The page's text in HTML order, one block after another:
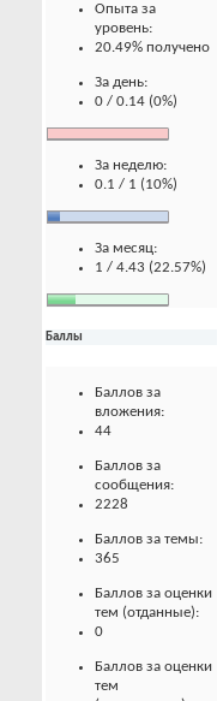
Опыта за
уровень:
20.49% получено
За день:
0 / 0.14 (0%)
За неделю:
0.1 / 1 (10%)
За месяц:
1 / 4.43 (22.57%)
Баллы
Баллов за
вложения:
44
Баллов за
сообщения:
2228
Баллов за темы:
365
Баллов за оценки
тем (отданные):
0
Баллов за оценки
тем